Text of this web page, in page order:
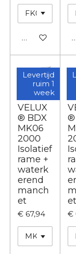
In winkelwagen
Levertijd
ruim 1
week
VELUX
® BDX
MK06
2000
Isolatief
rame +
waterk
erend
manch
et
€ 67,94
®
et
€